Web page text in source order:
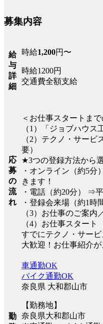
募集内容
給
与
詳
細
時給1,200円〜
時給1200円
交通費全額支給
応
募
の
流
れ
＜お仕事スタートまで
（1）「ジョブハウス
（2）テクノ・サー
要）
★3つの登録方法から
・オンライン（約5
きます！
・電話（約20分） ⇒
・登録会来場（約1
（3）お仕事のご案内
（4）お仕事スタート
すでにテクノ・サー
大歓迎！お仕事紹介が
勤
車通勤OK
バイク通勤OK
奈良県 大和郡山市
【勤務地】
奈良県大和郡山市